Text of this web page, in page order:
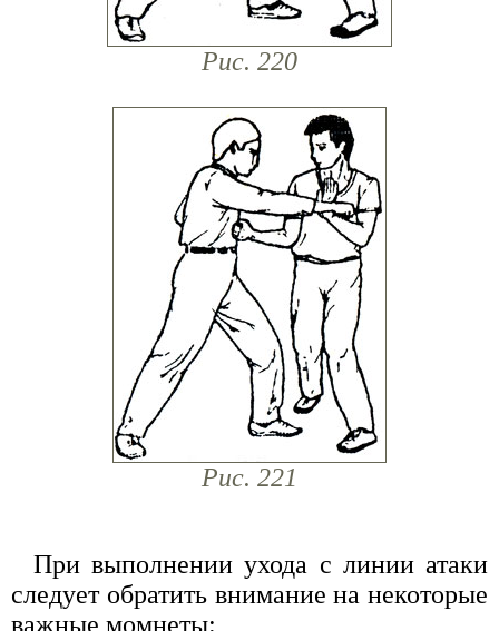
Рис. 220
Рис. 221
При выполнении ухода с линии атаки
следует обратить внимание на некоторые
важные момнеты: